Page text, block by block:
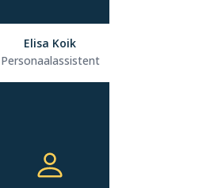
Elisa Koik
Personaalassistent